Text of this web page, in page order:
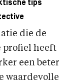
tips
die de
profiel heeft
een beter
waardevolle